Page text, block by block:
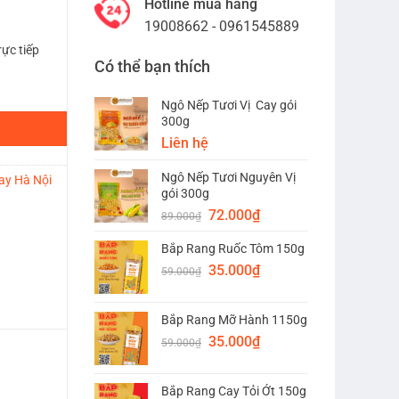
Hotline mua hàng
19008662 - 0961545889
Có thể bạn thích
Ngô Nếp Tươi Vị Cay gói
300g
Liên hệ
Ngô Nếp Tươi Nguyên Vị
gói 300g
89.000₫ Giá
là:
89.000₫.
72.000₫Giá
tại
là:
Bắp Rang Ruốc Tôm 150g
59.000₫ Giá
59.000₫.
35.000₫Giá
là:
35.000₫.
Bắp Rang Mỡ Hành 1150g
59.000₫ Giá
35.000₫Giá
Bắp Rang Cay Tỏi Ớt 150g
tiếp
Hà Nội